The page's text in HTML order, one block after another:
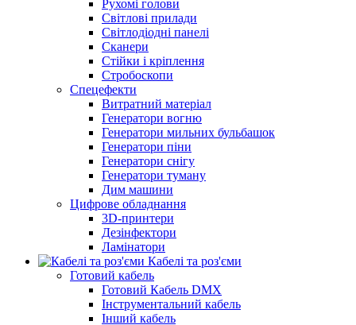
Рухомі голови
Світлові прилади
Світлодіодні панелі
Сканери
Стійки і кріплення
Стробоскопи
Спецефекти
Витратний матеріал
Генератори вогню
Генератори мильних бульбашок
Генератори піни
Генератори снігу
Генератори туману
Дим машини
Цифрове обладнання
3D-принтери
Дезінфектори
Ламінатори
Кабелі та роз'єми
Готовий кабель
Готовий Кабель DMX
Інструментальний кабель
Інший кабель